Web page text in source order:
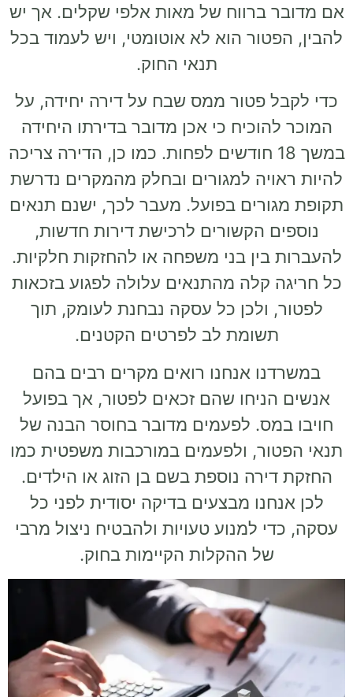
אם מדובר ברווח של מאות אלפי שקלים. אך יש
להבין, הפטור הוא לא אוטומטי, ויש לעמוד בכל
תנאי החוק.
כדי לקבל פטור ממס שבח על דירה יחידה, על
המוכר להוכיח כי אכן מדובר בדירתו היחידה
במשך 18 חודשים לפחות. כמו כן, הדירה צריכה
להיות ראויה למגורים ובחלק מהמקרים נדרשת
תקופת מגורים בפועל. מעבר לכך, ישנם תנאים
נוספים הקשורים לרכישת דירות חדשות,
להעברות בין בני משפחה או להחזקות חלקיות.
כל חריגה קלה מהתנאים עלולה לפגוע בזכאות
לפטור, ולכן כל עסקה נבחנת לעומק, תוך
תשומת לב לפרטים הקטנים.
במשרדנו אנחנו רואים מקרים רבים בהם
אנשים הניחו שהם זכאים לפטור, אך בפועל
חויבו במס. לפעמים מדובר בחוסר הבנה של
תנאי הפטור, ולפעמים במורכבות משפטית כמו
החזקת דירה נוספת בשם בן הזוג או הילדים.
לכן אנחנו מבצעים בדיקה יסודית לפני כל
עסקה, כדי למנוע טעויות ולהבטיח ניצול מרבי
של ההקלות הקיימות בחוק.